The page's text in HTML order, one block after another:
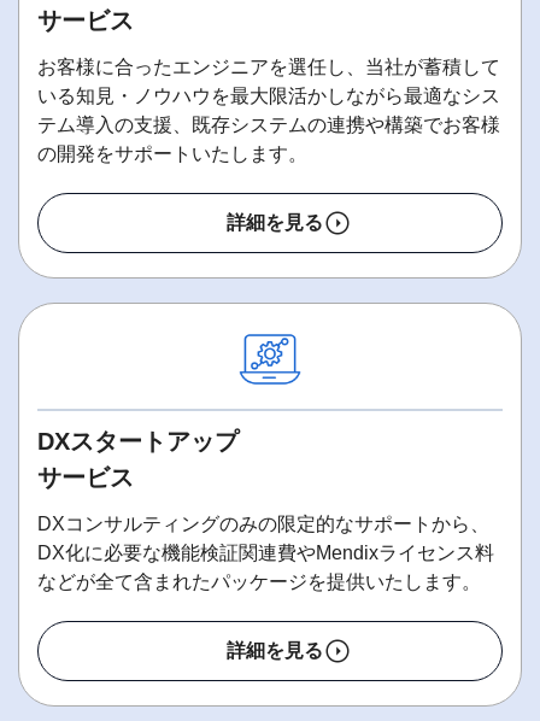
サービス
お客様に合ったエンジニアを選任し、当社が蓄積して
いる知見・ノウハウを最大限活かしながら最適なシス
テム導入の支援、既存システムの連携や構築でお客様
の開発をサポートいたします。
詳細を見る
DXスタートアップ
サービス
DXコンサルティングのみの限定的なサポートから、
DX化に必要な機能検証関連費やMendixライセンス料
などが全て含まれたパッケージを提供いたします。
詳細を見る